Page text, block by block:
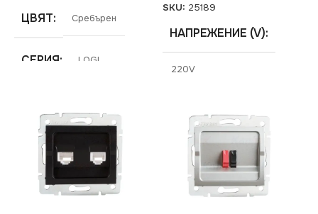
ЦВЯТ Сребърен
СЕРИЯ LOGI
РАМКА Четворна
SKU: 25189
НАПРЕЖЕНИЕ (V)
220V
СТЕПЕН НА ЗАЩИТА